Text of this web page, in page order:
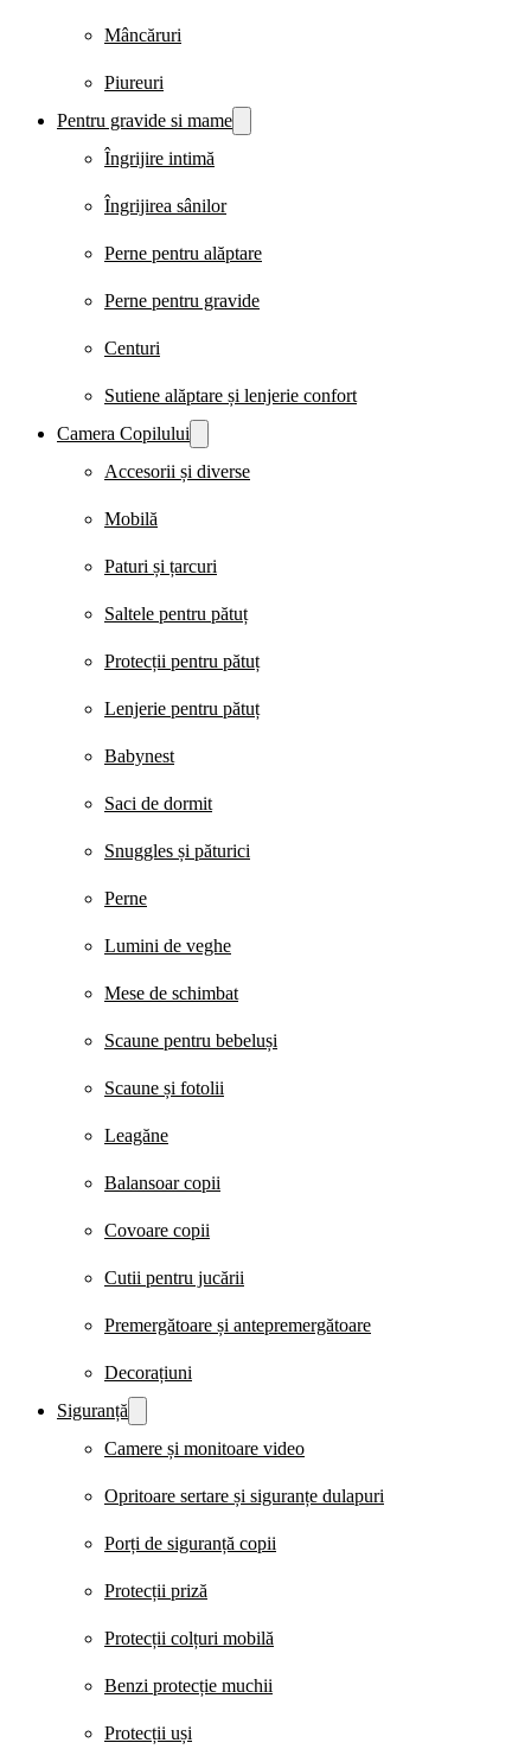
Mâncăruri
Piureuri
Pentru gravide si mame
Îngrijire intimă
Îngrijirea sânilor
Perne pentru alăptare
Perne pentru gravide
Centuri
Sutiene alăptare și lenjerie confort
Camera Copilului
Accesorii și diverse
Mobilă
Paturi și țarcuri
Saltele pentru pătuț
Protecții pentru pătuț
Lenjerie pentru pătuț
Babynest
Saci de dormit
Snuggles și păturici
Perne
Lumini de veghe
Mese de schimbat
Scaune pentru bebeluși
Scaune și fotolii
Leagăne
Balansoar copii
Covoare copii
Cutii pentru jucării
Premergătoare și antepremergătoare
Decorațiuni
Siguranță
Camere și monitoare video
Opritoare sertare și siguranțe dulapuri
Porți de siguranță copii
Protecții priză
Protecții colțuri mobilă
Benzi protecție muchii
Protecții uși